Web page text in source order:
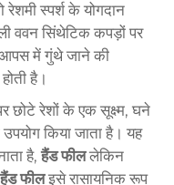
स्पर्श के योगदान
ववन सिंथेटिक कपड़ों पर
आपस में गुंथे जाने की
है।
छोटे रेशों के एक सूक्ष्म, घने
किया जाता है। यह
है,हैंड फीललेकिन
हैंड फीलइसे रासायनिक रूप